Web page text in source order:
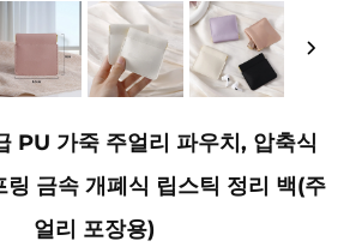
PU 가죽 주얼리 파우치, 압축식
링 금속 개폐식 립스틱 정리 백(주
얼리 포장용)